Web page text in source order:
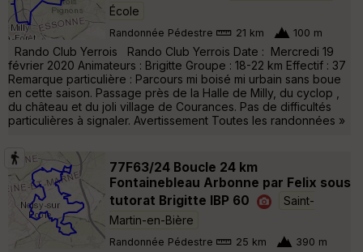
École
Randonnée Pédestre 21 km 100 m
Rando Club Yerrois Rando Club Yerrois Date : Mercredi 19
février 2020 Animateurs : Brigitte Groupe : 18-22 km Effectif : 37
Remarque particulière : Parcours mi boisé mi urbain sans boue
en cette saison. Passage près de la Halle de Milly, du cyclop ,
du château et du joli village de Courances. Pas de difficultés
particulières à signaler. Avertissement Toutes les randonnées »
77F63/24 Boucle 24 km
Fontainebleau Arbonne par Felix sous
tutorat Brigitte IBP 60
Saint-
Martin-en-Bière
Randonnée Pédestre 25 km 390 m